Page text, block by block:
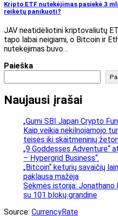
Kripto ETF nutekėjimas pasiekė 3
reikėtų panikuoti?
JAV neatidėliotini kriptovaliutų
tapo labai neigiami, o Bitcoin ir
nutekėjimas buvo…
Paieška
Naujausi įrašai
„Gumi SBI Japan Crypto
Kaip veikia nekilnojamojo
teisės iki skaitmeninių
„9 Goddesses Adventure“
– Hypergrid Business“.
„Bitcoin“ keturių savaičių
paklausa mažėja
Sėkmės istorija:
su 101 blokų grandine
Source: CurrencyRate